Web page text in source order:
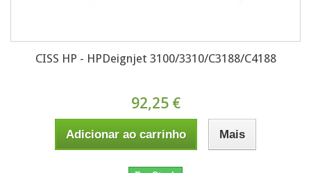
CISS HP - HPDeignjet 3100/3310/C3188/C4188
92,25 €
Adicionar ao carrinho Mais